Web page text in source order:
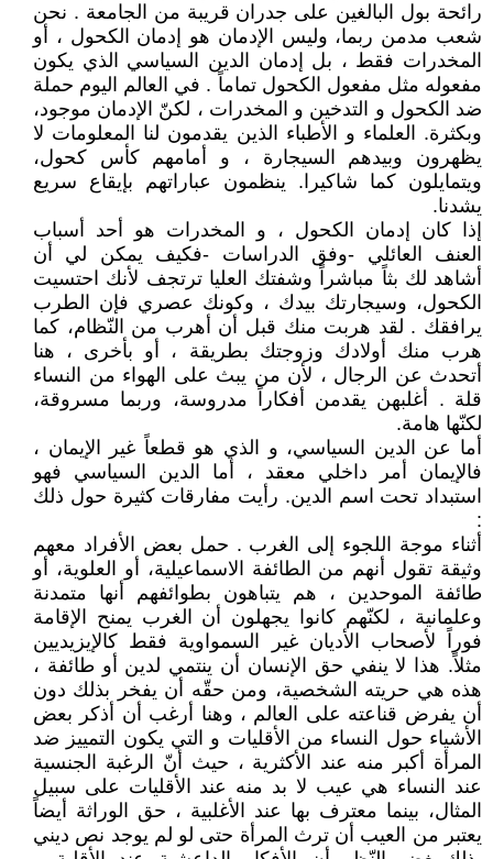
رائحة بول البالغين على جدران قريبة من الجامعة . نحن
شعب مدمن ربما، وليس الإدمان هو إدمان الكحول ، أو
المخدرات فقط ، بل إدمان الدين السياسي الذي يكون
مفعوله مثل مفعول الكحول تماماً . في العالم اليوم حملة
ضد الكحول و التدخين و المخدرات ، لكنّ الإدمان موجود،
وبكثرة. العلماء و الأطباء الذين يقدمون لنا المعلومات لا
يظهرون وبيدهم السيجارة ، و أمامهم كأس كحول،
ويتمايلون كما شاكيرا. ينظمون عباراتهم بإيقاع سريع
يشدنا.
إذا كان إدمان الكحول ، و المخدرات هو أحد أسباب
العنف العائلي -وفق الدراسات -فكيف يمكن لي أن
أشاهد لك بثاً مباشراً وشفتك العليا ترتجف لأنك احتسيت
الكحول، وسيجارتك بيدك ، وكونك عصري فإن الطرب
يرافقك . لقد هربت منك قبل أن أهرب من النّظام، كما
هرب منك أولادك وزوجتك بطريقة ، أو بأخرى ، هنا
أتحدث عن الرجال ، لأن من يبث على الهواء من النساء
قلة . أغلبهن يقدمن أفكاراً مدروسة، وربما مسروقة،
لكنّها هامة.
أما عن الدين السياسي، و الذي هو قطعاً غير الإيمان ،
فالإيمان أمر داخلي معقد ، أما الدين السياسي فهو
استبداد تحت اسم الدين. رأيت مفارقات كثيرة حول ذلك
:
أثناء موجة اللجوء إلى الغرب . حمل بعض الأفراد معهم
وثيقة تقول أنهم من الطائفة الاسماعيلية، أو العلوية، أو
طائفة الموحدين ، هم يتباهون بطوائفهم أنها متمدنة
وعلمانية ، لكنّهم كانوا يجهلون أن الغرب يمنح الإقامة
فوراً لأصحاب الأديان غير السمواوية فقط كالإيزيديين
مثلاً. هذا لا ينفي حق الإنسان أن ينتمي لدين أو طائفة ،
هذه هي حريته الشخصية، ومن حقّه أن يفخر بذلك دون
أن يفرض قناعته على العالم ، وهنا أرغب أن أذكر بعض
الأشياء حول النساء من الأقليات و التي يكون التمييز ضد
المرأة أكبر منه عند الأكثرية ، حيث أنّ الرغبة الجنسية
عند النساء هي عيب لا بد منه عند الأقليات على سبيل
المثال، بينما معترف بها عند الأغلبية ، حق الوراثة أيضاً
يعتبر من العيب أن ترث المرأة حتى لو لم يوجد نص ديني